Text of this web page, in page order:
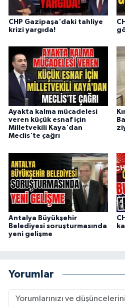
CHP Gazipaşa'daki tahliye
krizi yargıda!
Ayakta kalma mücadelesi
veren küçük esnaf için
Milletvekili Kaya'dan
Meclis'te çağrı
Antalya Büyükşehir
Belediyesi soruşturmasında
yeni gelişme
Yorumlar